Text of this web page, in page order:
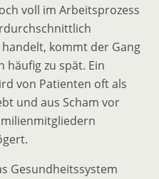
voll im Arbeitsprozess
kommt der Gang
häufig zu spät. Ein
von Patienten oft als
und aus Scham vor
Gesundheitssystem